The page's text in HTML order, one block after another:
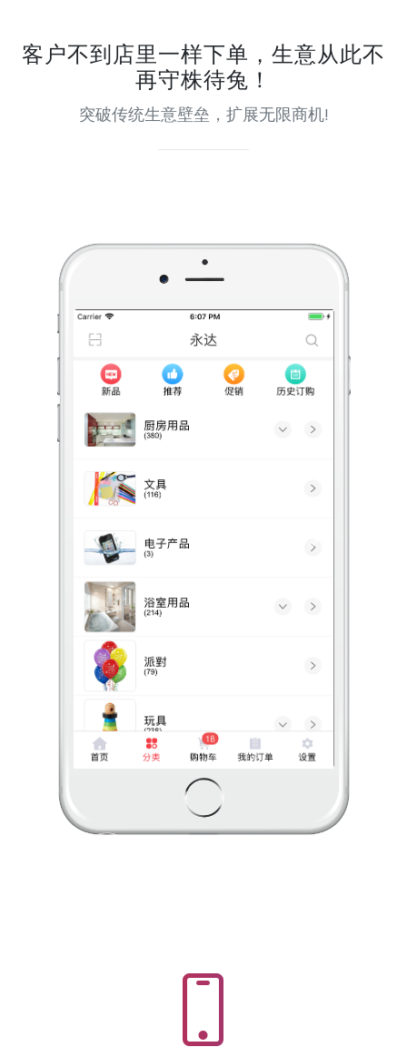
客户不到店里一样下单，生意从此不
再守株待兔！
突破传统生意壁垒，扩展无限商机!